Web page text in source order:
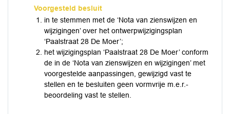
Voorgesteld besluit
in te stemmen met de ‘Nota van zienswijzen en
wijzigingen’ over het ontwerpwijzigingsplan
‘Paalstraat 28 De Moer’;
het wijzigingsplan ‘Paalstraat 28 De Moer’ conform
de in de ‘Nota van zienswijzen en wijzigingen’ met
voorgestelde aanpassingen, gewijzigd vast te
stellen en te besluiten geen vormvrije m.e.r.-
beoordeling vast te stellen.